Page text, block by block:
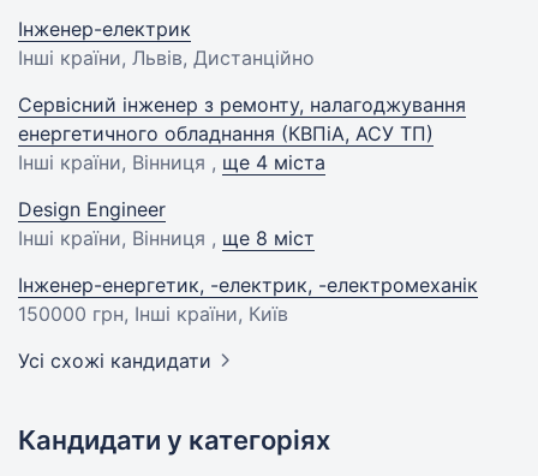
Інженер-електрик
Інші країни, Львів, Дистанційно
Сервісний інженер з ремонту, налагоджування
енергетичного обладнання (КВПіА, АСУ ТП)
Інші країни, Вінниця , ще 4 міста
Design Engineer
Інші країни, Вінниця , ще 8 міст
Інженер-енергетик, -електрик, -електромеханік
150000 грн, Інші країни, Київ
Усі схожі кандидати
Кандидати у категоріях